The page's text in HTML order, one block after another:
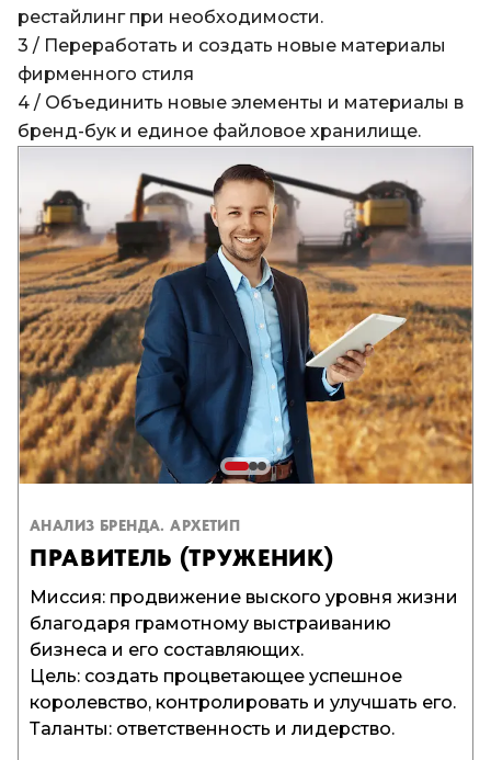
рестайлинг при необходимости.
3 / Переработать и создать новые материалы
фирменного стиля
4 / Объединить новые элементы и материалы в
бренд-бук и единое файловое хранилище.
АНАЛИЗ БРЕНДА. АРХЕТИП
ПРАВИТЕЛЬ (ТРУЖЕНИК)
Миссия: продвижение выского уровня жизни
благодаря грамотному выстраиванию
бизнеса и его составляющих.
Цель: создать процветающее успешное
королевство, контролировать и улучшать его.
Таланты: ответственность и лидерство.
Коммуникация выстроена на статусности
бренда. Дизайн минималистичен, без
лишнего шума.
Места размещения подбираются тщательно:
бизнес журналы, сайты бизнес-тематик,
Использование качественных долговечных
материалов для фирменной продукции.
Использование логотипа или его части в
оформлении продукции, чтобы усилить
запоминание бренда.